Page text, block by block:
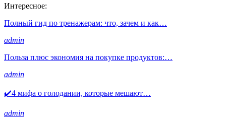
Интересное:
Полный гид по тренажерам: что, зачем и как…
admin
Польза плюс экономия на покупке продуктов:…
admin
✔️4 мифа о голодании, которые мешают…
admin